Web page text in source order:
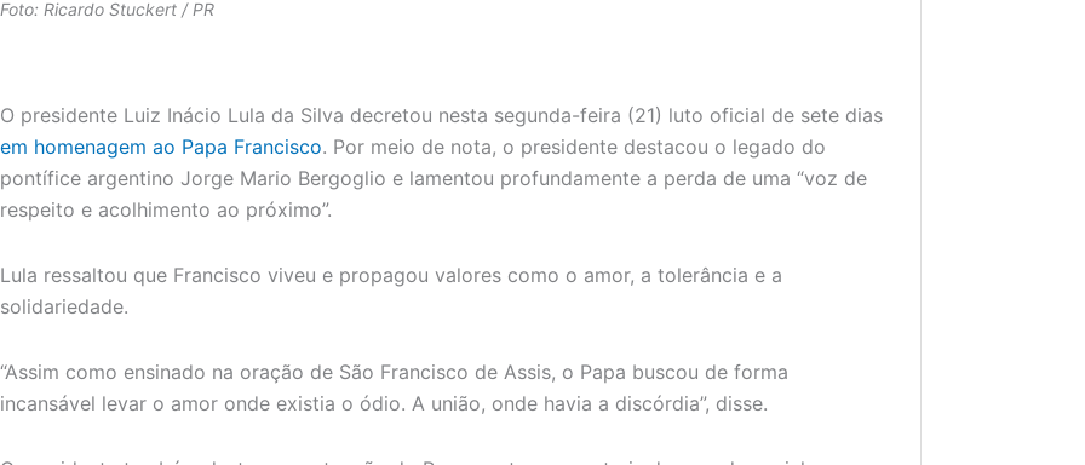
Foto: Ricardo Stuckert / PR
O presidente Luiz Inácio Lula da Silva decretou nesta segunda-feira (21) luto oficial de sete dias
em homenagem ao Papa Francisco. Por meio de nota, o presidente destacou o legado do
pontífice argentino Jorge Mario Bergoglio e lamentou profundamente a perda de uma “voz de
respeito e acolhimento ao próximo”.
Lula ressaltou que Francisco viveu e propagou valores como o amor, a tolerância e a
solidariedade.
“Assim como ensinado na oração de São Francisco de Assis, o Papa buscou de forma
incansável levar o amor onde existia o ódio. A união, onde havia a discórdia”, disse.